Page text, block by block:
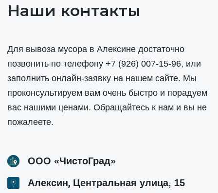
Наши контакты
Для вывоза мусора в Алексине достаточно
позвонить по телефону +7 (926) 007-15-96, или
заполнить онлайн-заявку на нашем сайте. Мы
проконсультируем вам очень быстро и порадуем
вас нашими ценами. Обращайтесь к нам и вы не
пожалеете.
ООО «ЧистоГрад»
Алексин, Центральная улица, 15